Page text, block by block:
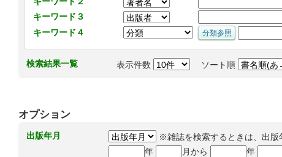
キーワード３
キーワード４
検索結果一覧 表示件数 ソート順
オプション
出版年月
※雑誌を検索するときは、出版
年
月から 年